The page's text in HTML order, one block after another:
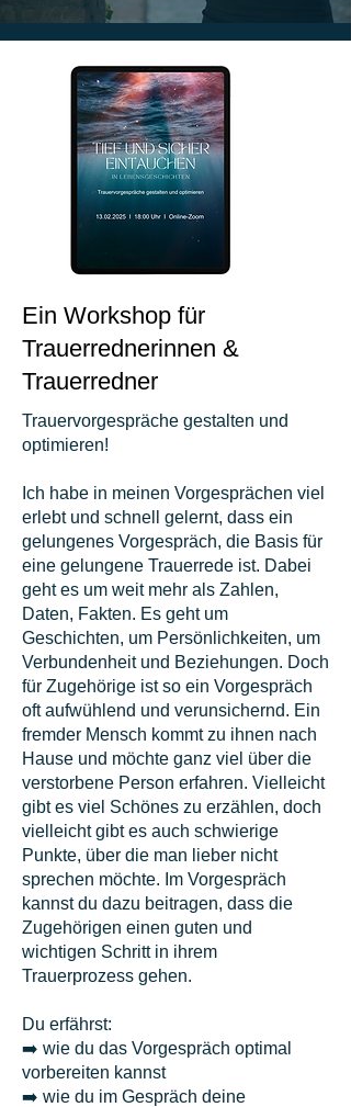
Ein Workshop für
Trauerrednerinnen &
Trauerredner
Trauervorgespräche gestalten und
optimieren!
Ich habe in meinen Vorgesprächen viel
erlebt und schnell gelernt, dass ein
gelungenes Vorgespräch, die Basis für
eine gelungene Trauerrede ist. Dabei
geht es um weit mehr als Zahlen,
Daten, Fakten. Es geht um
Geschichten, um Persönlichkeiten, um
Verbundenheit und Beziehungen. Doch
für Zugehörige ist so ein Vorgespräch
oft aufwühlend und verunsichernd. Ein
fremder Mensch kommt zu ihnen nach
Hause und möchte ganz viel über die
verstorbene Person erfahren. Vielleicht
gibt es viel Schönes zu erzählen, doch
vielleicht gibt es auch schwierige
Punkte, über die man lieber nicht
sprechen möchte. Im Vorgespräch
kannst du dazu beitragen, dass die
Zugehörigen einen guten und
wichtigen Schritt in ihrem
Trauerprozess gehen.
Du erfährst:
➡️ wie du das Vorgespräch optimal
vorbereiten kannst
➡️ wie du im Gespräch deine